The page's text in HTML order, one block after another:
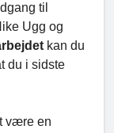
til
Ugg og
kan du
du i sidste
være en